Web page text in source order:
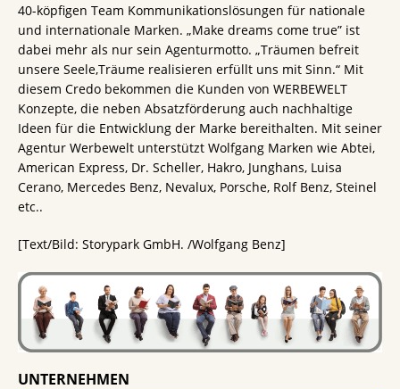
40-köpfigen Team Kommunikationslösungen für nationale
und internationale Marken. „Make dreams come true” ist
dabei mehr als nur sein Agenturmotto. „Träumen befreit
unsere Seele,Träume realisieren erfüllt uns mit Sinn.“ Mit
diesem Credo bekommen die Kunden von WERBEWELT
Konzepte, die neben Absatzförderung auch nachhaltige
Ideen für die Entwicklung der Marke bereithalten. Mit seiner
Agentur Werbewelt unterstützt Wolfgang Marken wie Abtei,
American Express, Dr. Scheller, Hakro, Junghans, Luisa
Cerano, Mercedes Benz, Nevalux, Porsche, Rolf Benz, Steinel
etc..
[Text/Bild: Storypark GmbH. /Wolfgang Benz]
UNTERNEHMEN